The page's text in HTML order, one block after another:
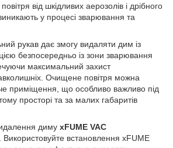
від шкідливих аерозолів і дрібного
у процесі зварювання та
рукав дає змогу видаляти дим із
безпосередньо із зони зварювання
максимальний захист
Очищене повітря можна
приміщення, що особливо важливо під
просторі та за малих габаритів
диму xFUME VAC
Використовуйте встановлення xFUME